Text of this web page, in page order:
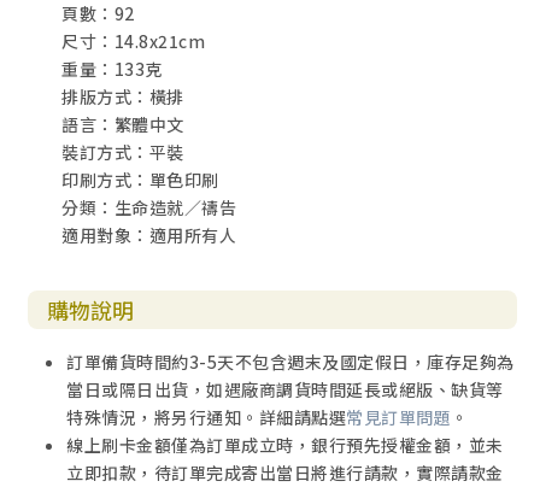
頁數：92
尺寸：14.8x21cm
重量：133克
排版方式：橫排
語言：繁體中文
裝訂方式：平裝
印刷方式：單色印刷
分類：生命造就／禱告
適用對象：適用所有人
購物說明
訂單備貨時間約3-5天不包含週末及國定假日，庫存足夠為
當日或隔日出貨，如遇廠商調貨時間延長或絕版、缺貨等
特殊情況，將另行通知。詳細請點選常見訂單問題 。
線上刷卡金額僅為訂單成立時，銀行預先授權金額，並未
立即扣款，待訂單完成寄出當日將進行請款，實際請款金